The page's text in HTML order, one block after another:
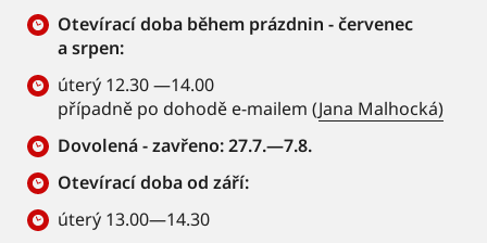
Otevírací doba během prázdnin - červenec
a srpen:
úterý 12.30 —14.00
případně po dohodě e-mailem (Jana Malhocká)
Dovolená - zavřeno: 27.7.—7.8.
Otevírací doba od září:
úterý 13.00—14.30